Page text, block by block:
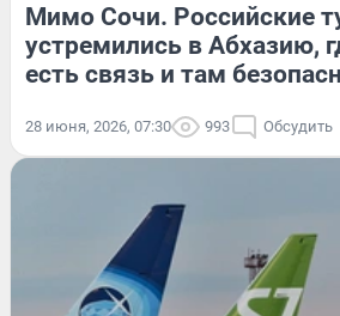
Мимо Сочи. Российские
устремились в Абхазию,
есть связь и там
28 июня, 2026, 07:30 993 Обсудить